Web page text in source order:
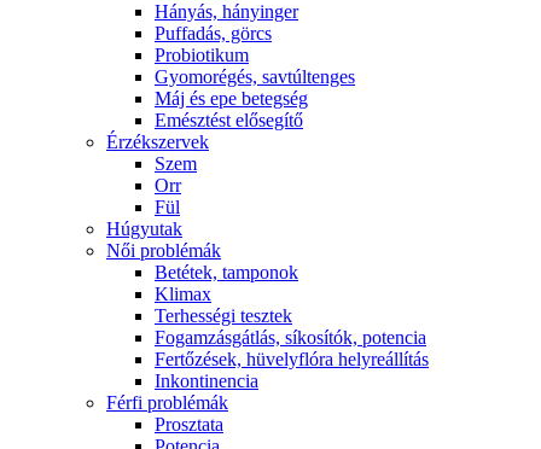
Hányás, hányinger
Puffadás, görcs
Probiotikum
Gyomorégés, savtúltenges
Máj és epe betegség
Emésztést elősegítő
Érzékszervek
Szem
Orr
Fül
Húgyutak
Női problémák
Betétek, tamponok
Klimax
Terhességi tesztek
Fogamzásgátlás, síkosítók, potencia
Fertőzések, hüvelyflóra helyreállítás
Inkontinencia
Férfi problémák
Prosztata